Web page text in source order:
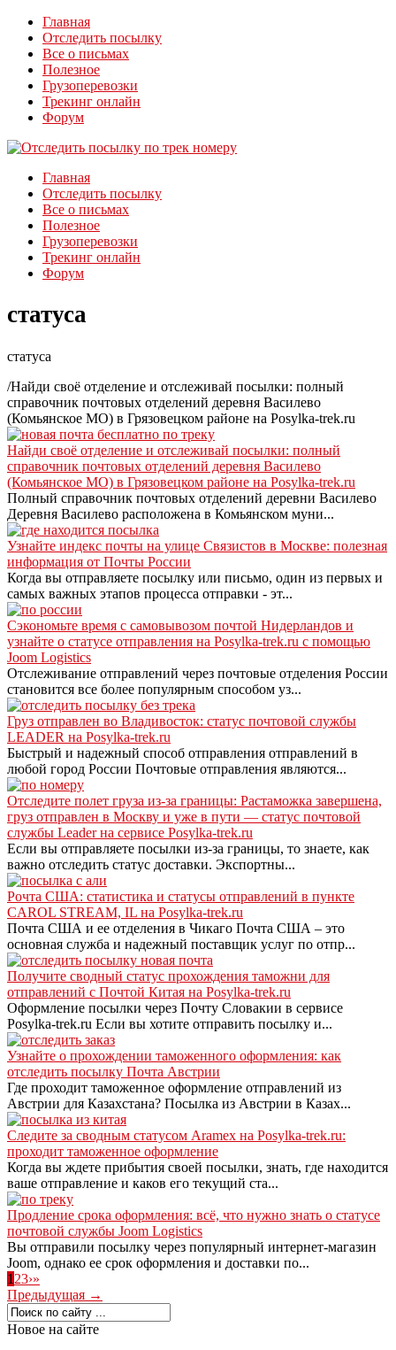
Главная
Отследить посылку
Все о письмах
Полезное
Грузоперевозки
Трекинг онлайн
Форум
Главная
Отследить посылку
Все о письмах
Полезное
Грузоперевозки
Трекинг онлайн
Форум
статуса
статуса
/Найди своё отделение и отслеживай посылки: полный
справочник почтовых отделений деревня Василево
(Комьянское МО) в Грязовецком районе на Posylka-trek.ru
Найди своё отделение и отслеживай посылки: полный
справочник почтовых отделений деревня Василево
(Комьянское МО) в Грязовецком районе на Posylka-trek.ru
Полный справочник почтовых отделений деревни Василево
Деревня Василево расположена в Комьянском муни...
Узнайте индекс почты на улице Связистов в Москве: полезная
информация от Почты России
Когда вы отправляете посылку или письмо, один из первых и
самых важных этапов процесса отправки - эт...
Сэкономьте время с самовывозом почтой Нидерландов и
узнайте о статусе отправления на Posylka-trek.ru с помощью
Joom Logistics
Отслеживание отправлений через почтовые отделения России
становится все более популярным способом уз...
Груз отправлен во Владивосток: статус почтовой службы
LEADER на Posylka-trek.ru
Быстрый и надежный способ отправления отправлений в
любой город России Почтовые отправления являются...
Отследите полет груза из-за границы: Растаможка завершена,
груз отправлен в Москву и уже в пути — статус почтовой
службы Leader на сервисе Posylka-trek.ru
Если вы отправляете посылки из-за границы, то знаете, как
важно отследить статус доставки. Экспортны...
Pочта США: статистика и статусы отправлений в пункте
CAROL STREAM, IL на Posylka-trek.ru
Почта США и ее отделения в Чикаго Почта США – это
основная служба и надежный поставщик услуг по отпр...
Получите сводный статус прохождения таможни для
отправлений с Почтой Китая на Posylka-trek.ru
Оформление посылки через Почту Словакии в сервисе
Posylka-trek.ru Если вы хотите отправить посылку и...
Узнайте о прохождении таможенного оформления: как
отследить посылку Почта Австрии
Где проходит таможенное оформление отправлений из
Австрии для Казахстана? Посылка из Австрии в Казах...
Следите за сводным статусом Aramex на Posylka-trek.ru:
проходит таможенное оформление
Когда вы ждете прибытия своей посылки, знать, где находится
ваше отправление и каков его текущий ста...
Продление срока оформления: всё, что нужно знать о статусе
почтовой службы Joom Logistics
Вы отправили посылку через популярный интернет-магазин
Joom, однако ее срок оформления и доставки по...
1 23›»
Предыдущая →
Новое на сайте